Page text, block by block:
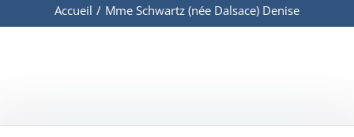
Accueil / Mme Schwartz (née Dalsace) Denise